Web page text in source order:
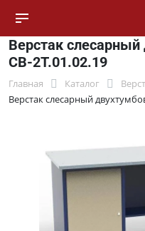
Верстак
СВ-2Т.01.02.19
Главная Каталог
Верстак слесарный